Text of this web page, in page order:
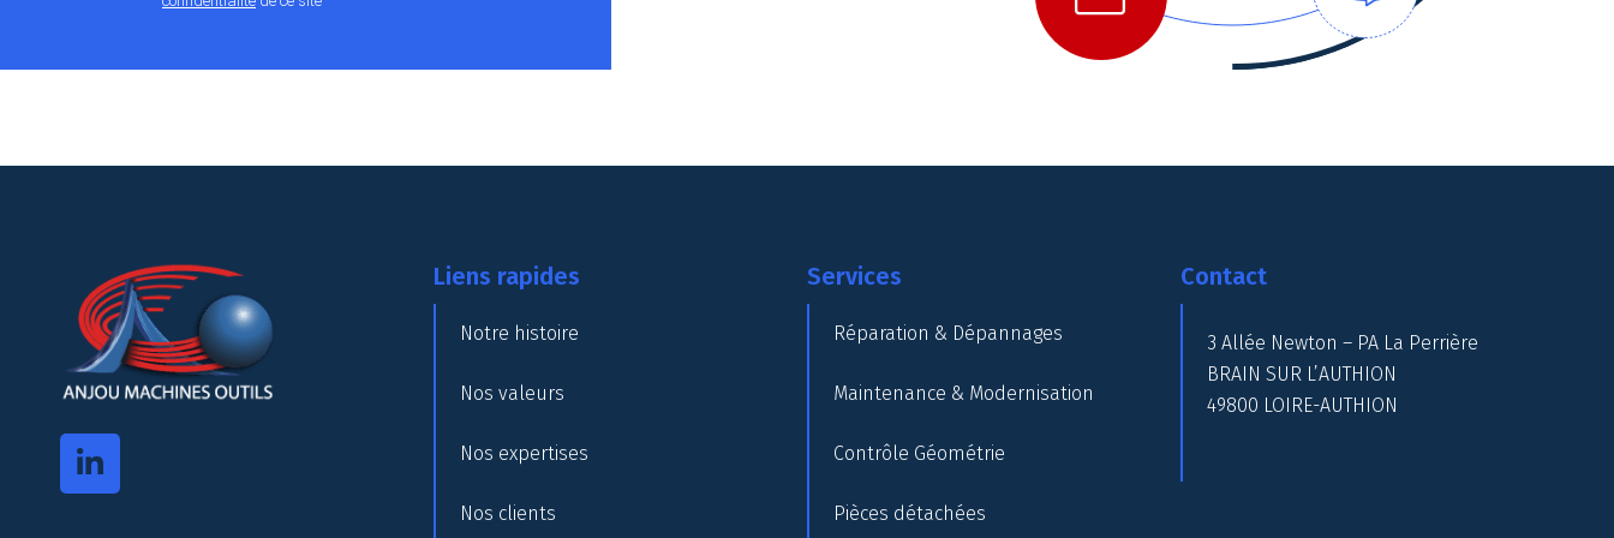
Liens rapides
Notre histoire
Nos valeurs
Nos expertises
Nos clients
Services
Réparation & Dépannages
Maintenance & Modernisation
Contrôle Géométrie
Pièces détachées
Contact
3 Allée Newton – PA La Perrière
BRAIN SUR L’AUTHION
49800 LOIRE-AUTHION